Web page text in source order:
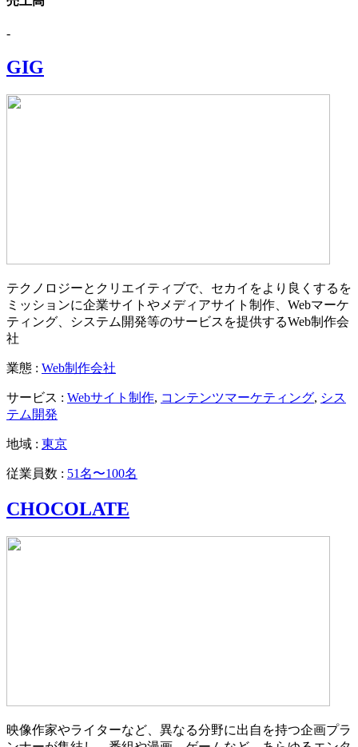
-
GIG
テクノロジーとクリエイティブで、セカイをより良くするを
ミッションに企業サイトやメディアサイト制作、Webマーケ
ティング、システム開発等のサービスを提供するWeb制作会
社
業態 : Web制作会社
サービス : Webサイト制作, コンテンツマーケティング, シス
テム開発
地域 : 東京
従業員数 : 51名〜100名
CHOCOLATE
映像作家やライターなど、異なる分野に出自を持つ企画プラ